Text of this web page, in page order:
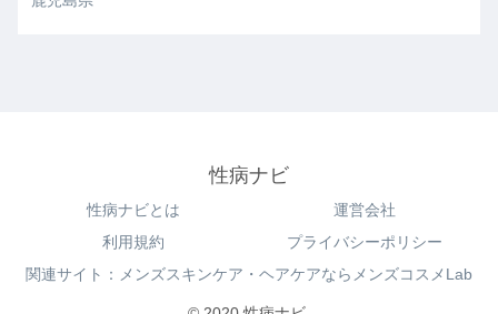
性病ナビ
性病ナビとは
運営会社
利用規約
プライバシーポリシー
関連サイト：メンズスキンケア・ヘアケアならメンズコスメLab